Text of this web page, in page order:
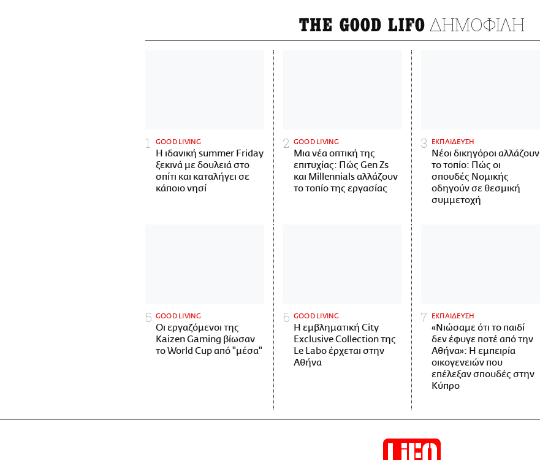
THE GOOD LIFO ΔΗΜΟΦΙΛΗ
GOOD LIVING
Η ιδανική summer Friday
ξεκινά με δουλειά στο
σπίτι και καταλήγει σε
κάποιο νησί
GOOD LIVING
Μια νέα οπτική της
επιτυχίας: Πώς Gen Zs
και Millennials αλλάζουν
το τοπίο της εργασίας
ΕΚΠΑΙΔΕΥΣΗ
Νέοι δικηγόροι αλλάζουν
το τοπίο: Πώς οι
σπουδές Νομικής
οδηγούν σε θεσμική
συμμετοχή
GOOD LIVING
Οι εργαζόμενοι της
Kaizen Gaming βίωσαν
το World Cup από "μέσα"
GOOD LIVING
Η εμβληματική City
Exclusive Collection της
Le Labo έρχεται στην
Αθήνα
ΕΚΠΑΙΔΕΥΣΗ
«Νιώσαμε ότι το παιδί
δεν έφυγε ποτέ από την
Αθήνα»: Η εμπειρία
οικογενειών που
επέλεξαν σπουδές στην
Κύπρο